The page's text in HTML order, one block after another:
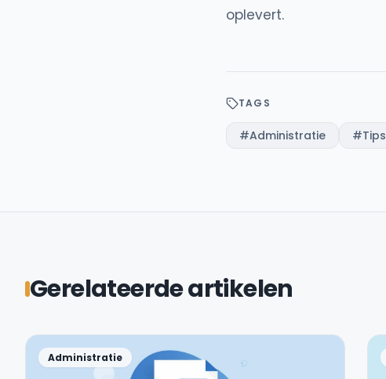
oplevert.
TAGS
#Administratie #Tips
Gerelateerde artikelen
Administratie